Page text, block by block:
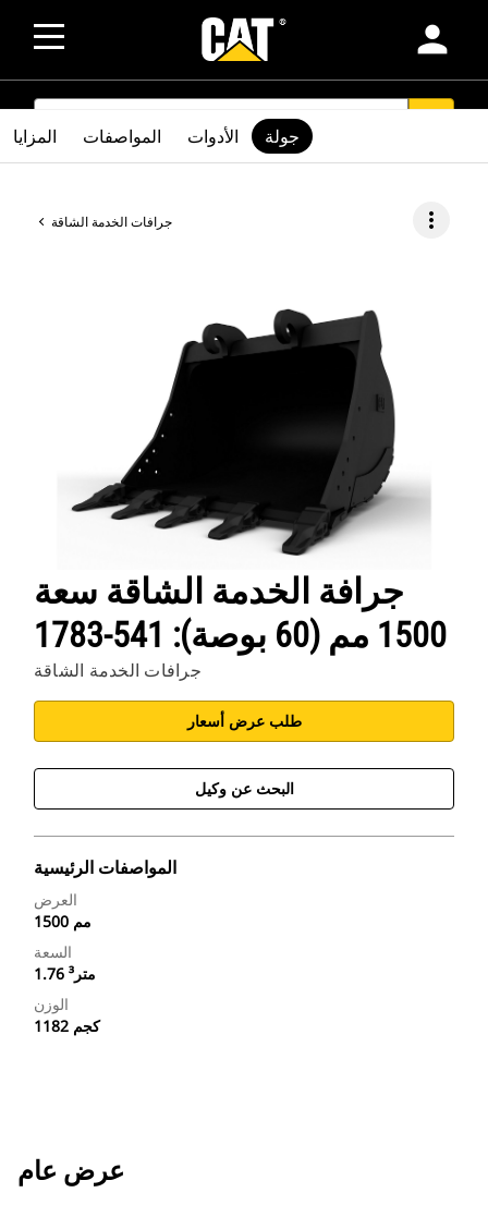
person
SEARCH
جرافات الخدمة الشاقة more_vert
جرافة الخدمة الشاقة سعة
1500 مم (60 بوصة): 541-1783
جرافات الخدمة الشاقة
طلب عرض أسعار
البحث عن وكيل
المواصفات الرئيسية
العرض
1500 مم
السعة
1.76 متر³
الوزن
1182 كجم
المزايا المواصفات الأدوات جولة
عرض عام